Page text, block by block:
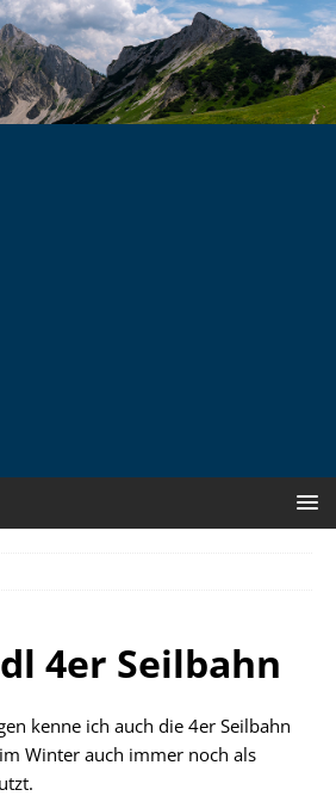
4er Seilbahn
kenne ich auch die 4er Seilbahn
Winter auch immer noch als